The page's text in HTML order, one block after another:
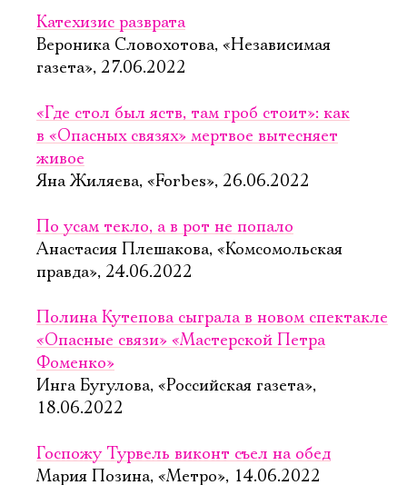
Катехизис разврата
Вероника Словохотова, «Независимая
газета», 27.06.2022
«Где стол был яств, там гроб стоит»: как
в «Опасных связях» мертвое вытесняет
живое
Яна Жиляева, «Forbes», 26.06.2022
По усам текло, а в рот не попало
Анастасия Плешакова, «Комсомольская
правда», 24.06.2022
Полина Кутепова сыграла в новом спектакле
«Опасные связи» «Мастерской Петра
Фоменко»
Инга Бугулова, «Российская газета»,
18.06.2022
Госпожу Турвель виконт съел на обед
Мария Позина, «Метро», 14.06.2022